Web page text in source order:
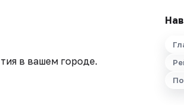
в вашем городе.